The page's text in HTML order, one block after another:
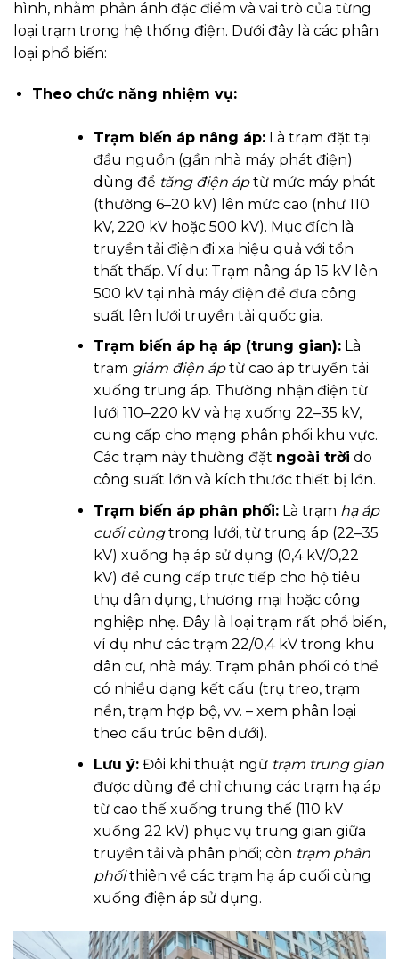
hình, nhằm phản ánh đặc điểm và vai trò của từng
loại trạm trong hệ thống điện. Dưới đây là các phân
loại phổ biến:
Theo chức năng nhiệm vụ:
Trạm biến áp nâng áp:Là trạm đặt tại
đầu nguồn (gần nhà máy phát điện)
dùng để tăng điện áptừ mức máy phát
(thường 6–20 kV) lên mức cao (như 110
kV, 220 kV hoặc 500 kV). Mục đích là
truyền tải điện đi xa hiệu quả với tổn
thất thấp. Ví dụ: Trạm nâng áp 15 kV lên
500 kV tại nhà máy điện để đưa công
suất lên lưới truyền tải quốc gia.
Trạm biến áp hạ áp (trung gian):Là
trạm giảm điện áptừ cao áp truyền tải
xuống trung áp. Thường nhận điện từ
lưới 110–220 kV và hạ xuống 22–35 kV,
cung cấp cho mạng phân phối khu vực.
Các trạm này thường đặt ngoài trời do
công suất lớn và kích thước thiết bị lớn.
Trạm biến áp phân phối:Là trạm hạ áp
cuối cùngtrong lưới, từ trung áp (22–35
kV) xuống hạ áp sử dụng (0,4 kV/0,22
kV) để cung cấp trực tiếp cho hộ tiêu
thụ dân dụng, thương mại hoặc công
nghiệp nhẹ. Đây là loại trạm rất phổ biến,
ví dụ như các trạm 22/0,4 kV trong khu
dân cư, nhà máy. Trạm phân phối có thể
có nhiều dạng kết cấu (trụ treo, trạm
nền, trạm hợp bộ, v.v. – xem phân loại
theo cấu trúc bên dưới).
Lưu ý:Đôi khi thuật ngữ trạm trung gian
được dùng để chỉ chung các trạm hạ áp
từ cao thế xuống trung thế (110 kV
xuống 22 kV) phục vụ trung gian giữa
truyền tải và phân phối; còn trạm phân
phốithiên về các trạm hạ áp cuối cùng
xuống điện áp sử dụng.